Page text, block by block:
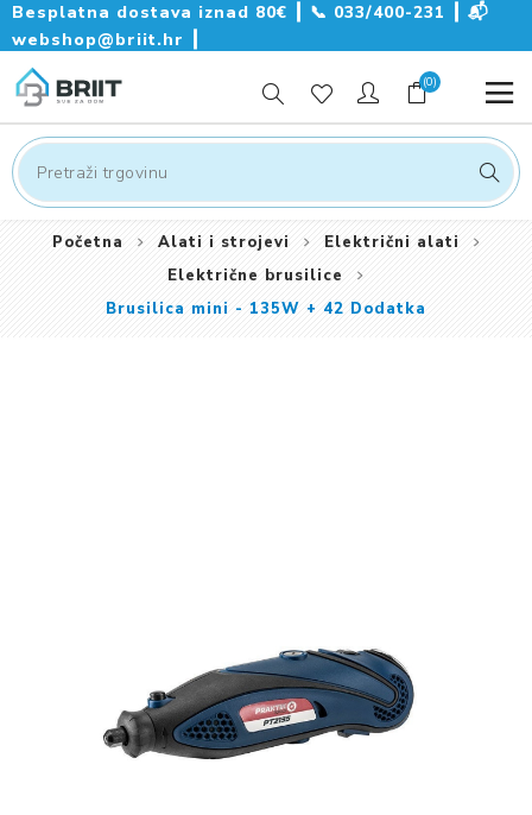
Besplatna dostava iznad 80€ ┃ 📞 033/400-231
📬
webshop@briit.hr
(0)
Početna Alati i strojevi
Električni alati
Električne brusilice
Brusilica mini - 135W + 42 Dodatka